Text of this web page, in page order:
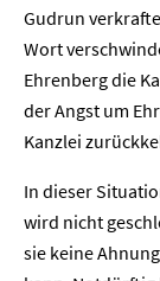
Gudrun
Wort
Ehrenberg die
der Angst um
Kanzlei
In dieser
wird nicht
sie keine